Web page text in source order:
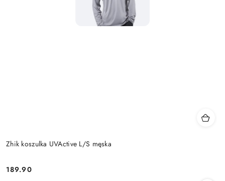
Zhik koszulka UVActive L/S męska
Cena:
189.90